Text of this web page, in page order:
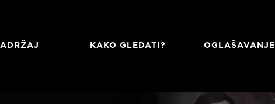
KAKO GLEDATI? OGLAŠAVANJE